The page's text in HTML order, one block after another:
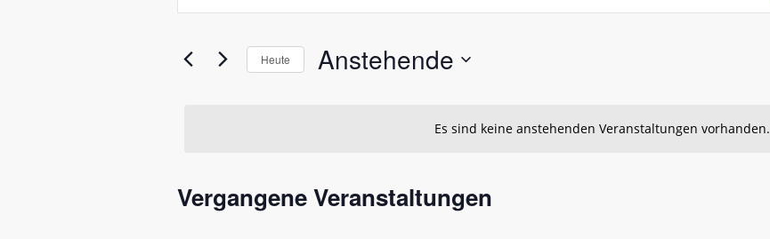
Es sind keine anstehenden Veranstaltungen vorhanden.
und
Ansichtennavigation
Das
Suche
nach
Heute Anstehende
Vergangene Veranstaltungen